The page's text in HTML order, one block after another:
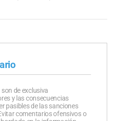
de exclusiva
y las consecuencias
pasibles de las sanciones
comentarios ofensivos o